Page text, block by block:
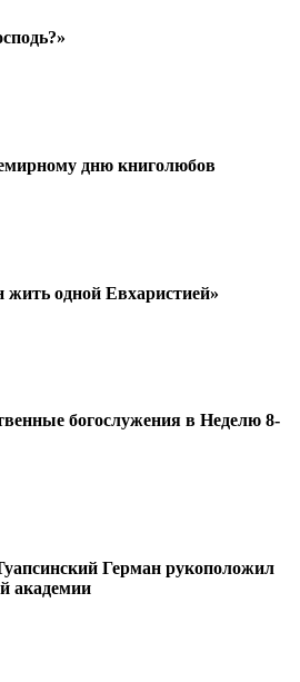
дню книголюбов
одной Евхаристией»
богослужения в Неделю 8-
Герман рукоположил
академии